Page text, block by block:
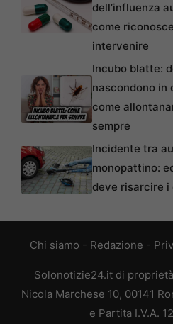
dell’influenza
come
intervenire
Incubo blatte:
nascondono in
come
sempre
Incidente tra
monopattino:
deve risarcire i
Chi siamo - Redazione -
Solonotizie24.it di
Nicola Marchese 10, 00141
e Partita I.V.A.